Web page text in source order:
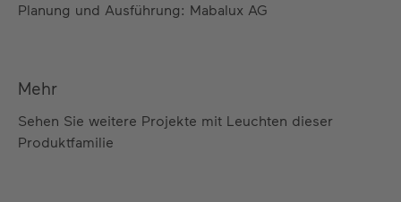
Planung und Ausführung: Mabalux AG
Mehr
Sehen Sie weitere Projekte mit Leuchten dieser
Produktfamilie